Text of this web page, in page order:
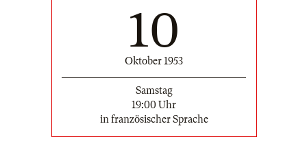
10
Oktober 1953
Samstag
19:00 Uhr
in französischer Sprache